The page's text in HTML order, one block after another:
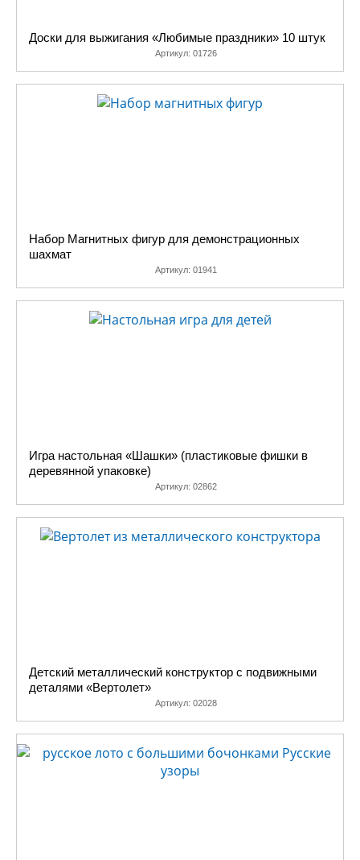
Доски для выжигания «Любимые праздники» 10 штук
Артикул: 01726
Набор Магнитных фигур для демонстрационных
шахмат
Артикул: 01941
Игра настольная «Шашки» (пластиковые фишки в
деревянной упаковке)
Артикул: 02862
Детский металлический конструктор с подвижными
деталями «Вертолет»
Артикул: 02028